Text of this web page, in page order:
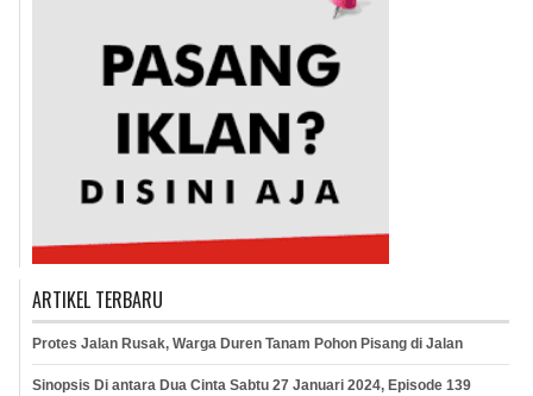
ARTIKEL TERBARU
Protes Jalan Rusak, Warga Duren Tanam Pohon Pisang di Jalan
Sinopsis Di antara Dua Cinta Sabtu 27 Januari 2024, Episode 139